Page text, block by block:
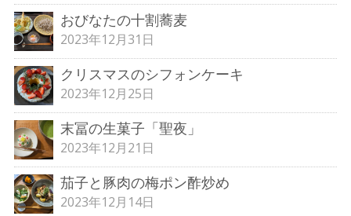
おびなたの十割蕎麦
2023年12月31日
クリスマスのシフォンケーキ
2023年12月25日
末冨の生菓子「聖夜」
2023年12月21日
茄子と豚肉の梅ポン酢炒め
2023年12月14日